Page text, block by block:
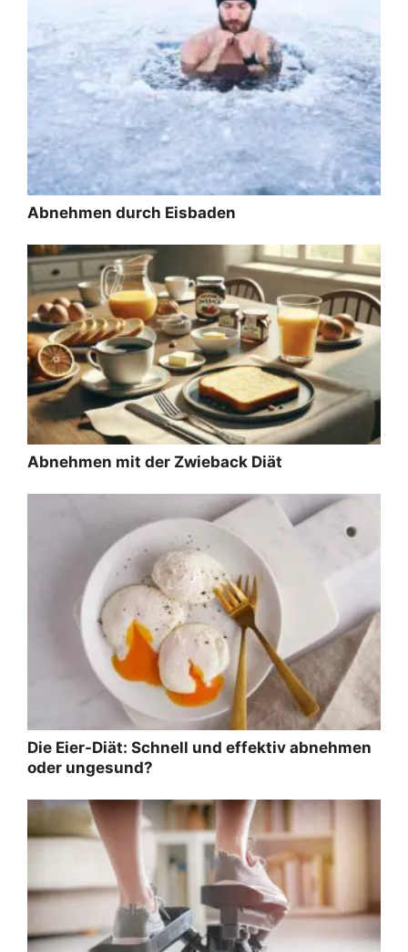
Abnehmen durch Eisbaden
Abnehmen mit der Zwieback Diät
Die Eier-Diät: Schnell und effektiv abnehmen
oder ungesund?